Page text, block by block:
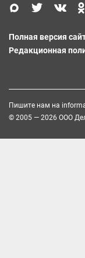
Полная версия
Редакционная
Пишите нам на
© 2005 — 2026 ООО